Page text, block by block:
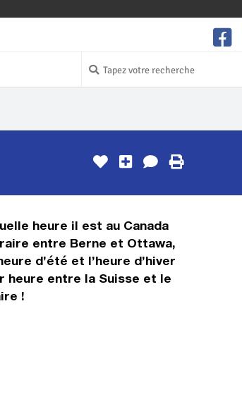
heure il est au Canada
entre Berne et Ottawa,
d’été et l’heure d’hiver
heure entre la Suisse et le
!